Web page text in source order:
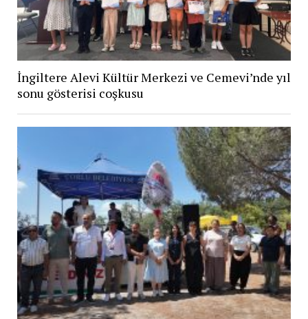
İngiltere Alevi Kültür Merkezi ve Cemevi’nde yıl
sonu gösterisi coşkusu